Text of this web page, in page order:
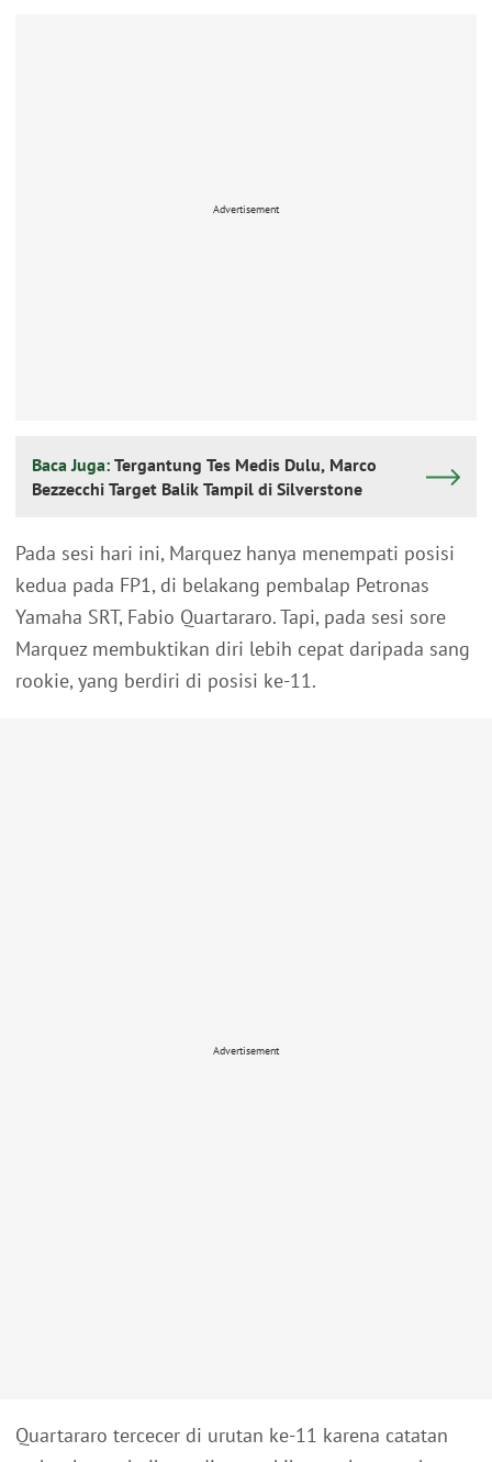
Advertisement
Baca Juga: Tergantung Tes Medis Dulu, Marco
Bezzecchi Target Balik Tampil di Silverstone
Pada sesi hari ini, Marquez hanya menempati posisi
kedua pada FP1, di belakang pembalap Petronas
Yamaha SRT, Fabio Quartararo. Tapi, pada sesi sore
Marquez membuktikan diri lebih cepat daripada sang
rookie, yang berdiri di posisi ke-11.
Advertisement
Quartararo tercecer di urutan ke-11 karena catatan